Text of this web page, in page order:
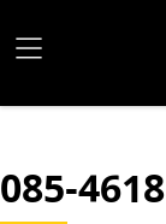
085-4618